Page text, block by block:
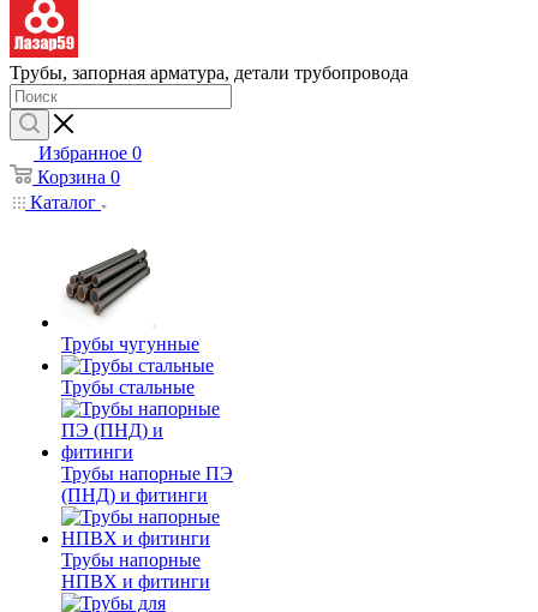
Трубы, запорная арматура, детали трубопровода
Избранное 0
Корзина 0
Каталог
Трубы чугунные
Трубы стальные
Трубы напорные ПЭ
(ПНД) и фитинги
Трубы напорные
НПВХ и фитинги